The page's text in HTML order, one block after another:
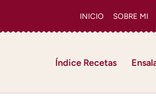
INICIO SOBRE MI
Índice Recetas